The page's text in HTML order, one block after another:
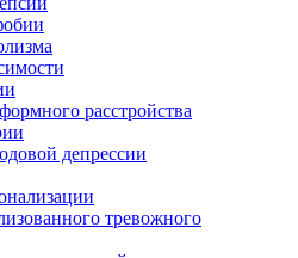
расстройства
депрессии
тревожного